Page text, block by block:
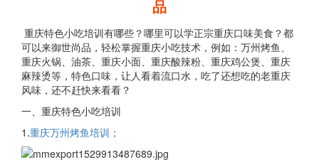
品
重庆特色小吃培训有哪些？哪里可以学正宗重庆口味美食？都
可以来御世尚品，轻松掌握重庆小吃技术，例如：万州烤鱼、
重庆火锅、油茶、重庆小面、重庆酸辣粉、重庆鸡公煲、重庆
麻辣烫等，特色口味，让人看着流口水，吃了还想吃的老重庆
风味，还不赶快来看看？
一、重庆特色小吃培训
1.重庆万州烤鱼培训；